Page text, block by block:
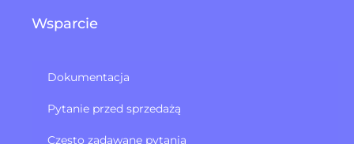
Wsparcie
Dokumentacja
Pytanie przed sprzedażą
Często zadawane pytania